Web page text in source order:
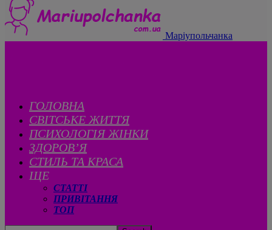
Маріупольчанка
ГОЛОВНА
CВІТСЬКЕ ЖИТТЯ
ПСИХОЛОГІЯ ЖІНКИ
ЗДОРОВ’Я
СТИЛЬ ТА КРАСА
ЩЕ
СТАТТІ
ПРИВІТАННЯ
ТОП